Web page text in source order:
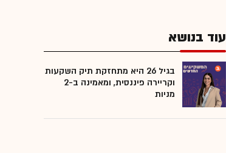
עוד בנושא
בגיל 26 היא מתחזקת תיק השקעות
וקריירה פיננסית, ומאמינה ב-2
מניות